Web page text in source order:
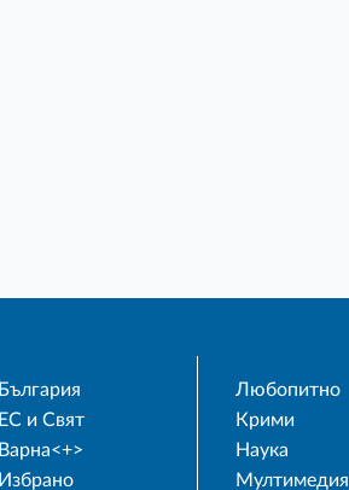
България
ЕС и Свят
Варна<+>
Избрано
Любопитно
Крими
Наука
Мултимедия